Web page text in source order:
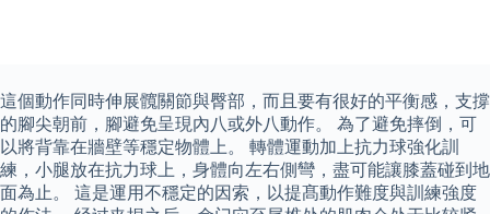
這個動作同時伸展髖關節與臀部，而且要有很好的平衡感，支撐
的腳尖朝前，腳避免呈現內八或外八動作。 為了避免摔倒，可
以將背靠在牆壁等穩定物體上。 轉體運動加上抗力球強化訓
練，小腿放在抗力球上，身體向左右側彎，盡可能讓膝蓋碰到地
面為止。 這是運用不穩定的因索，以提髙動作難度與訓練強度